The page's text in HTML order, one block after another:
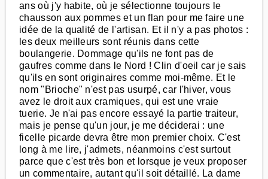
ans où j'y habite, où je sélectionne toujours le
chausson aux pommes et un flan pour me faire une
idée de la qualité de l'artisan. Et il n'y a pas photos :
les deux meilleurs sont réunis dans cette
boulangerie. Dommage qu'ils ne font pas de
gaufres comme dans le Nord ! Clin d'oeil car je sais
qu'ils en sont originaires comme moi-même. Et le
nom "Brioche" n'est pas usurpé, car l'hiver, vous
avez le droit aux cramiques, qui est une vraie
tuerie. Je n'ai pas encore essayé la partie traiteur,
mais je pense qu'un jour, je me déciderai : une
ficelle picarde devra être mon premier choix. C'est
long à me lire, j'admets, néanmoins c'est surtout
parce que c'est très bon et lorsque je veux proposer
un commentaire, autant qu'il soit détaillé. La dame